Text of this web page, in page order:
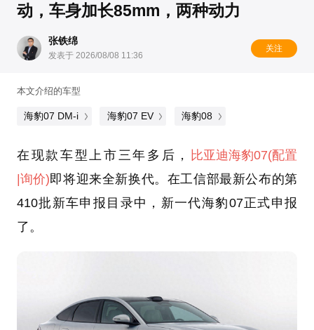
动，车身加长85mm，两种动力
张铁绵
发表于 2026/08/08 11:36
关注
本文介绍的车型
海豹07 DM-i 海豹07 EV 海豹08
在现款车型上市三年多后， 比亚迪海豹07(配置
|询价)即将迎来全新换代。在工信部最新公布的第
410批新车申报目录中，新一代海豹07正式申报
了。